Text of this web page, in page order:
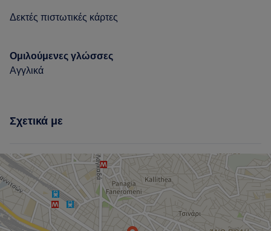
Δεκτές πιστωτικές κάρτες
Ομιλούμενες γλώσσες
Αγγλικά
Σχετικά με